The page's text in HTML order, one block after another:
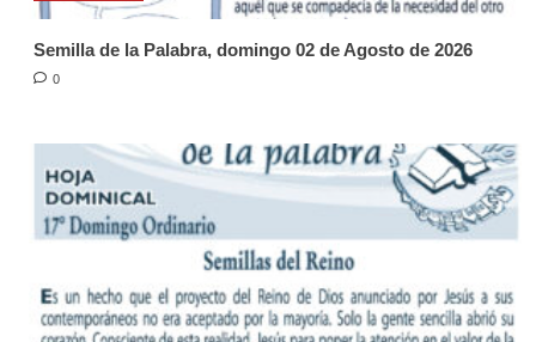
Semilla de la Palabra, domingo 02 de Agosto de 2026
0